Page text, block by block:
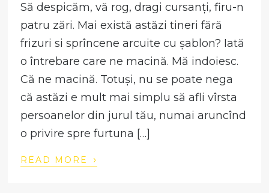
Să despicăm, vă rog, dragi cursanți, firu-n
patru zări. Mai există astăzi tineri fără
frizuri si sprîncene arcuite cu șablon? Iată
o întrebare care ne macină. Mă indoiesc.
Că ne macină. Totuși, nu se poate nega
că astăzi e mult mai simplu să afli vîrsta
persoanelor din jurul tău, numai aruncînd
o privire spre furtuna […]
READ MORE ›